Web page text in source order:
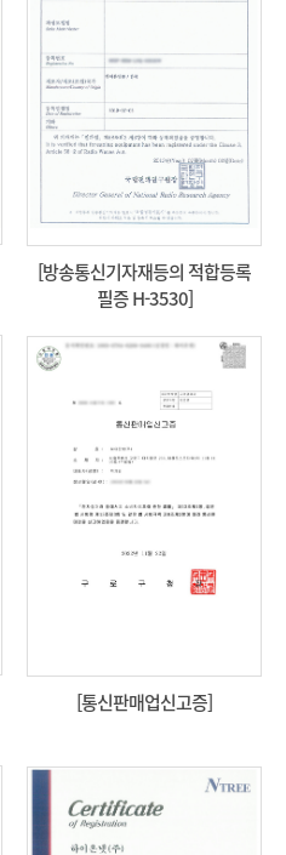
[방송통신기자재등의 적합등록
필증 H-3530]
[통신판매업신고증]